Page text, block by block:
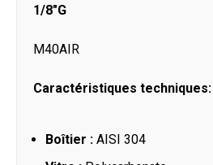
1/8"G
M40AIR
Caractéristiques techniques:
Boîtier : AISI 304